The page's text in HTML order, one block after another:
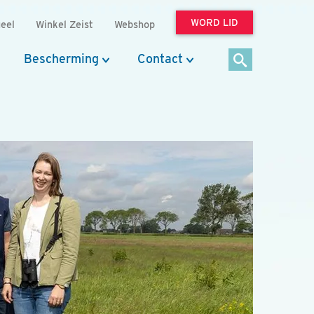
Winkel Zeist Webshop WORD LID
Bescherming Contact